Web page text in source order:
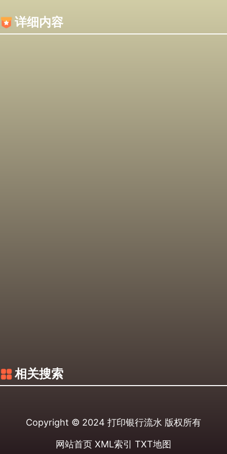
详细内容
相关搜索
Copyright © 2024 打印银行流水 版权所有
网站首页 XML索引 TXT地图